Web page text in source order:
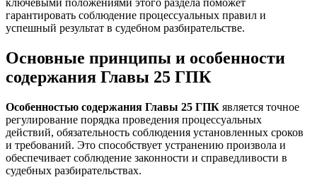
гарантировать соблюдение процессуальных правил и
успешный результат в судебном разбирательстве.
Основные принципы и особенности
содержания Главы 25 ГПК
Особенностью содержания Главы 25 ГПК является точное
регулирование порядка проведения процессуальных
действий, обязательность соблюдения установленных сроков
и требований. Это способствует устранению произвола и
обеспечивает соблюдение законности и справедливости в
судебных разбирательствах.